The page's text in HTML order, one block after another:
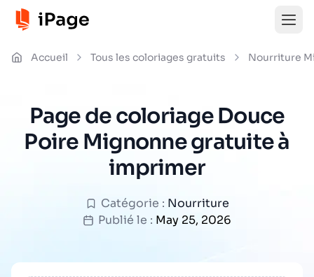
Accueil Tous les coloriages gratuits Nourriture
Page de coloriage Douce
Poire Mignonne gratuite à
imprimer
Catégorie : Nourriture
Publié le : May 25, 2026